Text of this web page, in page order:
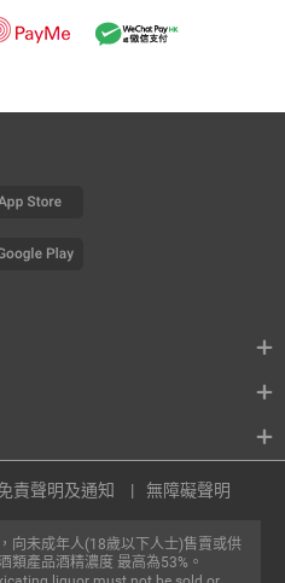
向未成年人(18歲以下人士)售賣或供
類產品酒精濃度 最高為53%。
責聲明及通知 無障礙聲明